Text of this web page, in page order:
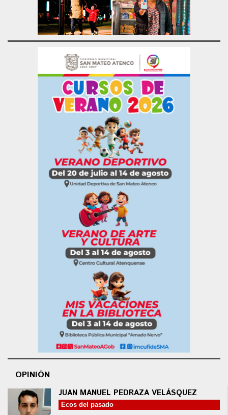
OPINIÓN
JUAN MANUEL PEDRAZA VELÁSQUEZ
Ecos del pasado